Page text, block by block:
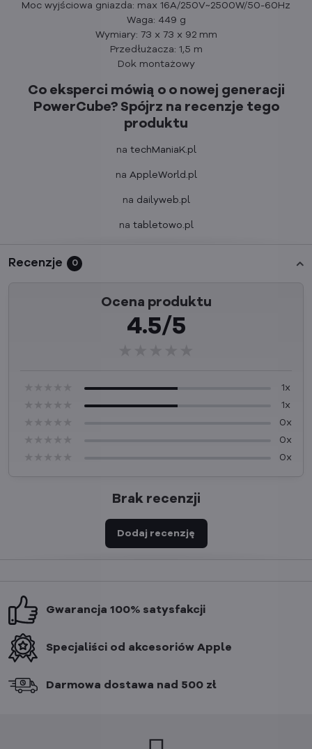
Moc wyjściowa gniazda: max 16A/250V~2500W/50-60Hz
Waga: 449 g
Wymiary: 73 x 73 x 92 mm
Przedłużacza: 1,5 m
Dok montażowy
Co eksperci mówią o o nowej generacji
PowerCube? Spójrz na recenzje tego
produktu
na techManiaK.pl
na AppleWorld.pl
na dailyweb.pl
na tabletowo.pl
Recenzje 0
Ocena produktu
4.5/5
1x
1x
0x
0x
0x
Brak recenzji
Dodaj recenzję
Gwarancja 100% satysfakcji
Specjaliści od akcesoriów Apple
Darmowa dostawa nad 500 zł